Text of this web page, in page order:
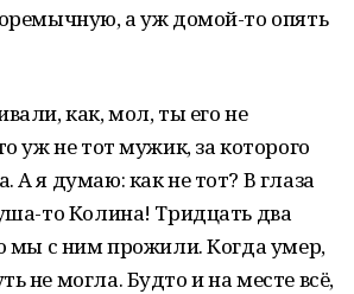
а уж домой-то опять
как, мол, ты его не
уж не тот мужик, за которого
А я думаю: как не тот? В глаза
то Колина! Тридцать два
мы с ним прожили. Когда умер,
не могла. Будто и на месте всё,